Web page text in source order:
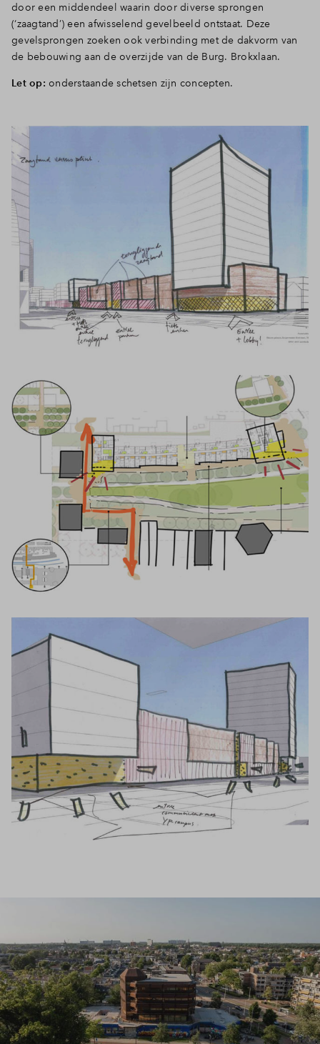
door een middendeel waarin door diverse sprongen
(‘zaagtand’) een afwisselend gevelbeeld ontstaat. Deze
gevelsprongen zoeken ook verbinding met de dakvorm van
de bebouwing aan de overzijde van de Burg. Brokxlaan.
Let op: onderstaande schetsen zijn concepten.